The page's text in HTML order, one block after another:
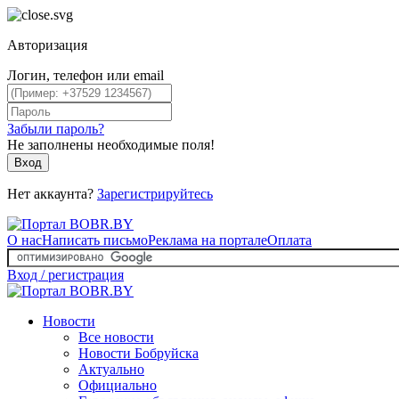
Авторизация
Логин, телефон или email
Забыли пароль?
Не заполнены необходимые поля!
Вход
Нет аккаунта? Зарегистрируйтесь
О насНаписать письмоРеклама на порталеОплата
Вход / регистрация
Новости
Все новости
Новости Бобруйска
Актуально
Официально